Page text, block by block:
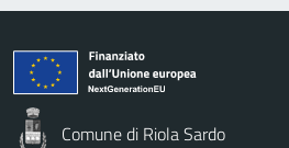
Comune di Riola Sardo